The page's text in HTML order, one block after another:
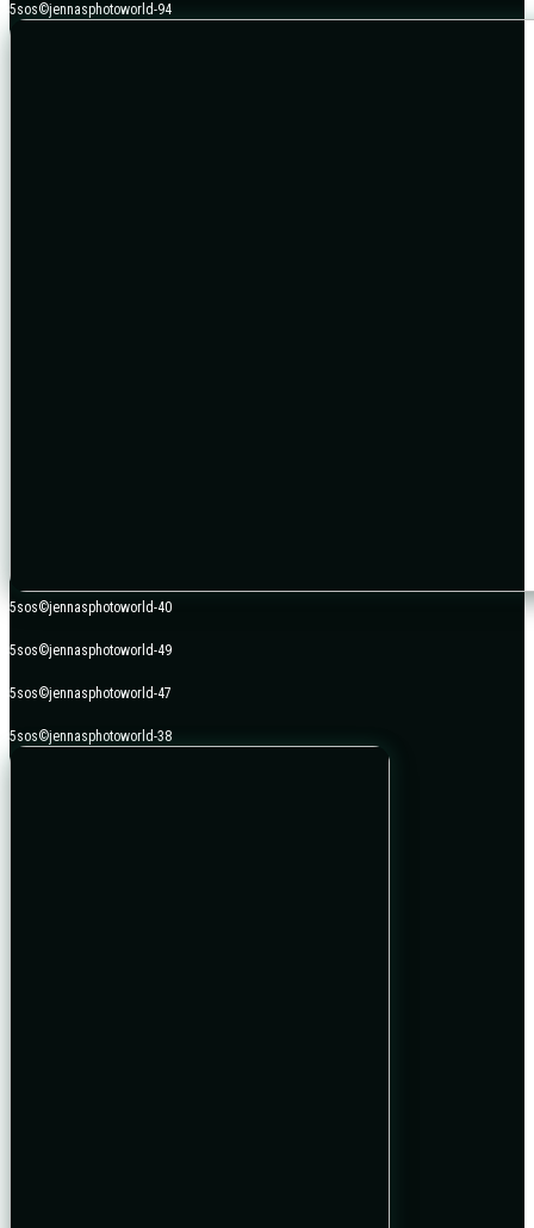
5sos©jennasphotoworld-94
5sos©jennasphotoworld-40
5sos©jennasphotoworld-49
5sos©jennasphotoworld-47
5sos©jennasphotoworld-38